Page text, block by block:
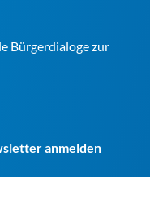
Bürgerdialoge zur
anmelden